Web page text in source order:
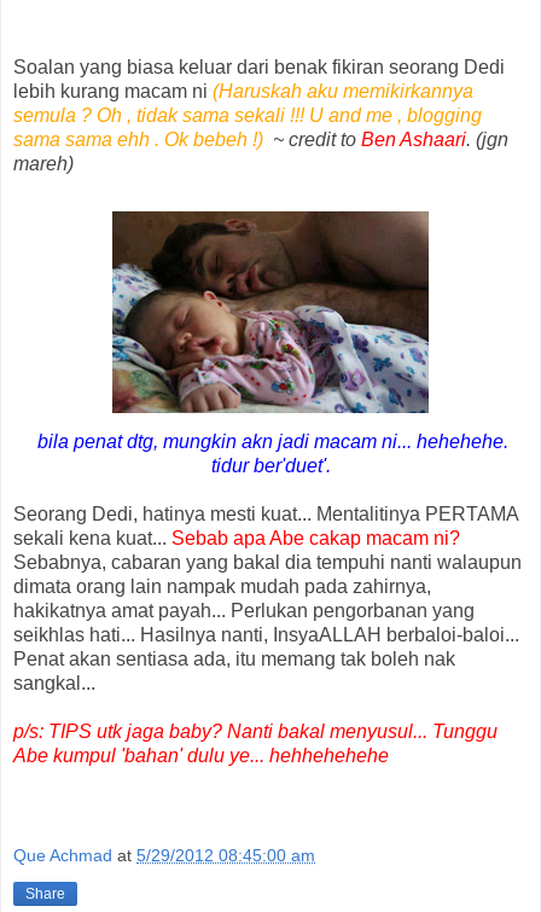
Soalan yang biasa keluar dari benak fikiran seorang Dedi
lebih kurang macam ni (Haruskah aku memikirkannya
semula ? Oh , tidak sama sekali !!! U and me , blogging
sama sama ehh . Ok bebeh !) ~ credit to Ben Ashaari. (jgn
mareh)
bila penat dtg, mungkin akn jadi macam ni... hehehehe.
tidur ber'duet'.
Seorang Dedi, hatinya mesti kuat... Mentalitinya PERTAMA
sekali kena kuat... Sebab apa Abe cakap macam ni?
Sebabnya, cabaran yang bakal dia tempuhi nanti walaupun
dimata orang lain nampak mudah pada zahirnya,
hakikatnya amat payah... Perlukan pengorbanan yang
seikhlas hati... Hasilnya nanti, InsyaALLAH berbaloi-baloi...
Penat akan sentiasa ada, itu memang tak boleh nak
sangkal...
p/s: TIPS utk jaga baby? Nanti bakal menyusul... Tunggu
Abe kumpul 'bahan' dulu ye... hehhehehehe
Que Achmad at 5/29/2012 08:45:00 am
Share